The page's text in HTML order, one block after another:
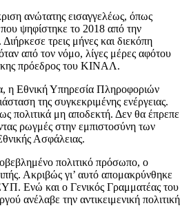
ανώτατης εισαγγελέως, όπως
που ψηφίστηκε το 2018 από την
τρεις μήνες και διεκόπη
από τον νόμο, λίγες μέρες αφότου
πρόεδρος του ΚΙΝΑΛ.
η Εθνική Υπηρεσία Πληροφοριών
της συγκεκριμένης ενέργειας.
πολιτικά μη αποδεκτή. Δεν θα έπρεπε
ρωγμές στην εμπιστοσύνη των
Ασφάλειας.
πολιτικό πρόσωπο, ο
Ακριβώς γι’ αυτό απομακρύνθηκε
Ενώ και ο Γενικός Γραμματέας του
ανέλαβε την αντικειμενική πολιτική